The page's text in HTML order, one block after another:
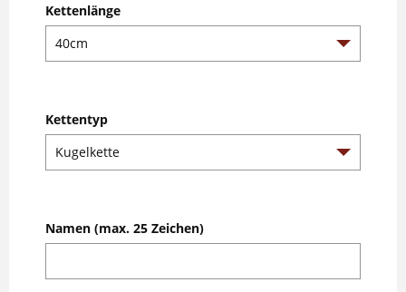
Kettenlänge
Kettentyp
Namen (max. 25 Zeichen)